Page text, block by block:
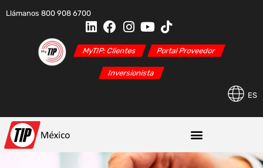
Llámanos 800 908 6700
MyTIP: Clientes Portal Proveedor
Inversionista
ES